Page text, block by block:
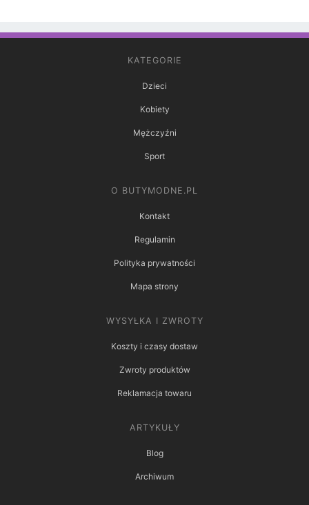
KATEGORIE
Dzieci
Kobiety
Mężczyźni
Sport
O BUTYMODNE.PL
Kontakt
Regulamin
Polityka prywatności
Mapa strony
WYSYŁKA I ZWROTY
Koszty i czasy dostaw
Zwroty produktów
Reklamacja towaru
ARTYKUŁY
Blog
Archiwum